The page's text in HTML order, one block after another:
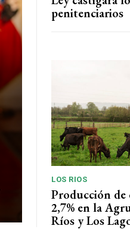
penitenciarios
LOS RIOS
Producción de
2,7% en la
Ríos y Los